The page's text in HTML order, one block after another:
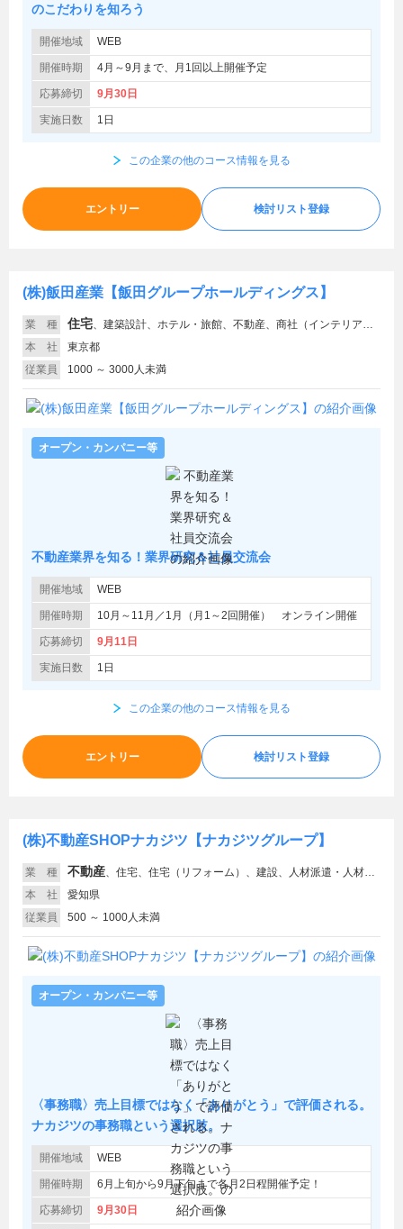
のこだわりを知ろう
開催地域 WEB
開催時期 4月～9月まで、月1回以上開催予定
応募締切 9月30日
実施日数 1日
この企業の他のコース情報を見る
エントリー 検討リスト登録
(株)飯田産業【飯田グループホールディングス】
業 種 住宅、 建築設計、ホテル・旅館、不動産、商社（インテリア・住宅関連）
本 社
東京都
従業員
1000 ～ 3000人未満
オープン・カンパニー等
不動産業界を知る！業界研究＆社員交流会
開催地域 WEB
開催時期 10月～11月／1月（月1～2回開催） オンライン開催
応募締切 9月11日
実施日数 1日
この企業の他のコース情報を見る
エントリー 検討リスト登録
(株)不動産SHOPナカジツ【ナカジツグループ】
業 種 不動産、 住宅、住宅（リフォーム）、建設、人材派遣・人材紹介
本 社
愛知県
従業員
500 ～ 1000人未満
オープン・カンパニー等
〈事務職〉売上目標ではなく「ありがとう」で評価される。
ナカジツの事務職という選択肢。
開催地域 WEB
開催時期 6月上旬から9月下旬まで各月2日程開催予定！
応募締切 9月30日